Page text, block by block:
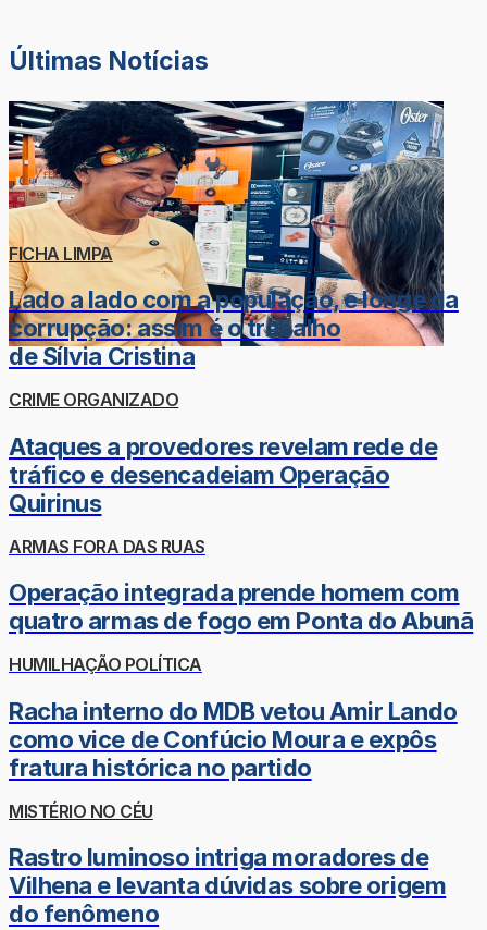
Últimas Notícias
FICHA LIMPA
Lado a lado com a população, e longe da
corrupção: assim é o trabalho
de Sílvia Cristina
CRIME ORGANIZADO
Ataques a provedores revelam rede de
tráfico e desencadeiam Operação
Quirinus
ARMAS FORA DAS RUAS
Operação integrada prende homem com
quatro armas de fogo em Ponta do Abunã
HUMILHAÇÃO POLÍTICA
Racha interno do MDB vetou Amir Lando
como vice de Confúcio Moura e expôs
fratura histórica no partido
MISTÉRIO NO CÉU
Rastro luminoso intriga moradores de
Vilhena e levanta dúvidas sobre origem
do fenômeno